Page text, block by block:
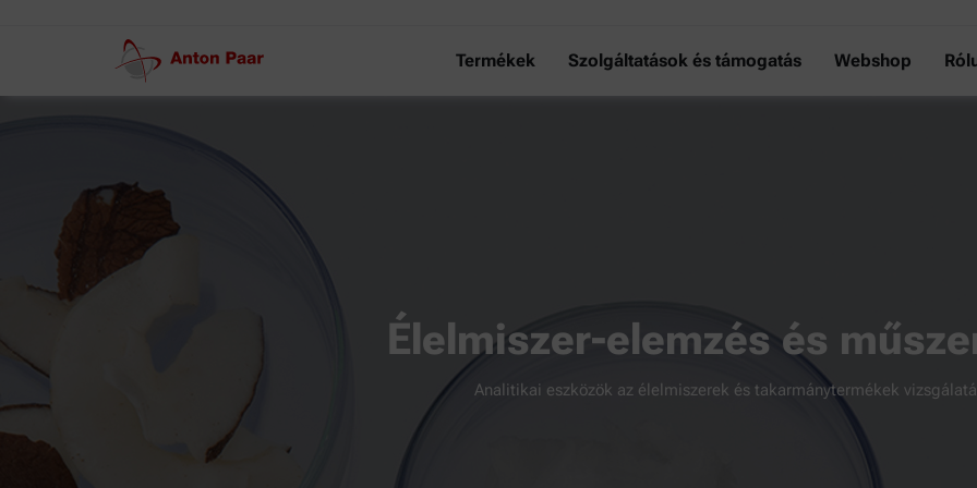
Termékek Szolgáltatások és támogatás Webshop
Élelmiszer-elemzés és
Analitikai eszközök az élelmiszerek és takarmánytermékek